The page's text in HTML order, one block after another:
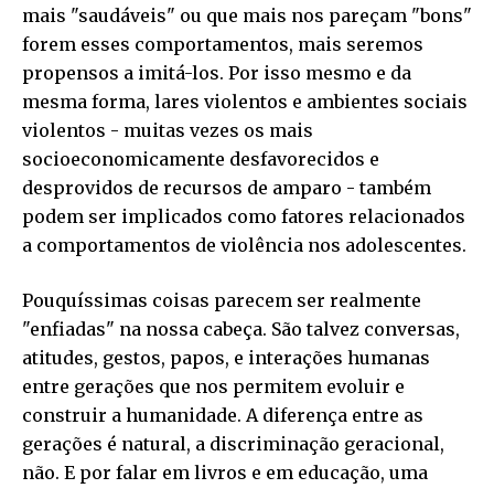
mais "saudáveis" ou que mais nos pareçam "bons"
forem esses comportamentos, mais seremos
propensos a imitá-los. Por isso mesmo e da
mesma forma, lares violentos e ambientes sociais
violentos - muitas vezes os mais
socioeconomicamente desfavorecidos e
desprovidos de recursos de amparo - também
podem ser implicados como fatores relacionados
a comportamentos de violência nos adolescentes.
Pouquíssimas coisas parecem ser realmente
"enfiadas" na nossa cabeça. São talvez conversas,
atitudes, gestos, papos, e interações humanas
entre gerações que nos permitem evoluir e
construir a humanidade. A diferença entre as
gerações é natural, a discriminação geracional,
não. E por falar em livros e em educação, uma